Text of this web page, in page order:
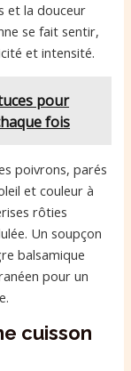
et la douceur
se fait sentir,
et intensité.
pour
fois
poivrons, parés
et couleur à
rôties
Un soupçon
balsamique
pour un
cuisson